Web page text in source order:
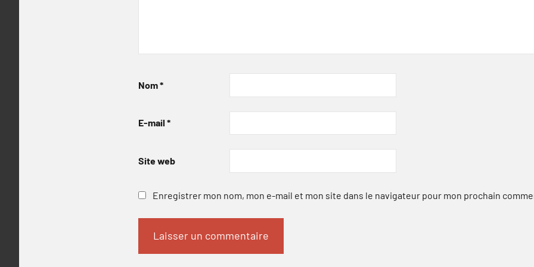
Nom*
E-mail *
Site web
Enregistrer mon nom, mon e-mail et mon site dans le navigateur pour mon prochain